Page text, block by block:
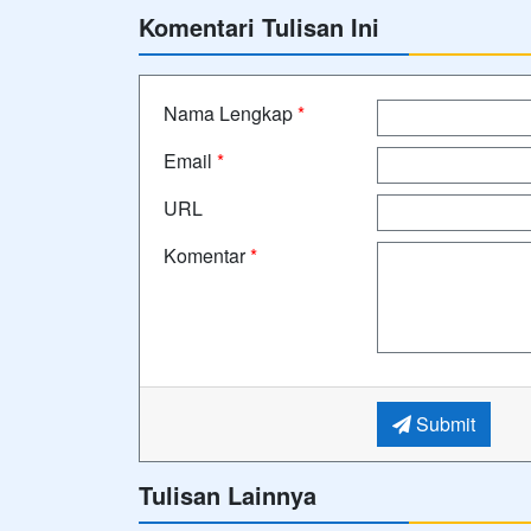
Komentari Tulisan Ini
Nama Lengkap*
Email *
URL
Komentar*
Submit
Tulisan Lainnya